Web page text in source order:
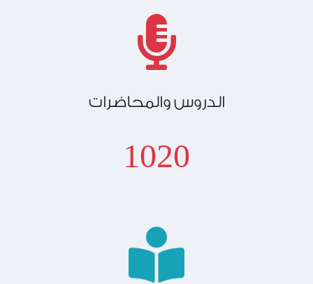
الدروس والمحاضرات
1020